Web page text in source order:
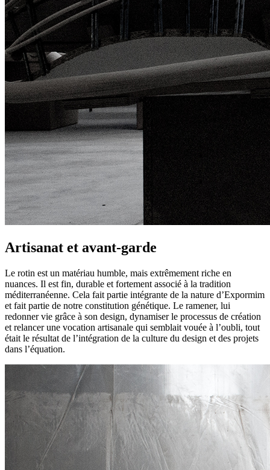
Artisanat et avant-garde
Le rotin est un matériau humble, mais extrêmement riche en
nuances. Il est fin, durable et fortement associé à la tradition
méditerranéenne. Cela fait partie intégrante de la nature d’Expormim
et fait partie de notre constitution génétique. Le ramener, lui
redonner vie grâce à son design, dynamiser le processus de création
et relancer une vocation artisanale qui semblait vouée à l’oubli, tout
était le résultat de l’intégration de la culture du design et des projets
dans l’équation.